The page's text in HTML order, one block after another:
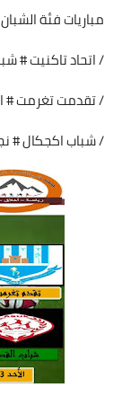
مباريات فئة الشبان
/ اتحاد تاكنيت #
/ تقدمت تغرمت #
/ شباب اكجكال #